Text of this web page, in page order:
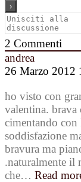
2 Commenti
andrea
26 Marzo 2012
ho visto con
valentina.
cimentando con
soddisfazione
bravura ma
.naturalmente il
che… Read